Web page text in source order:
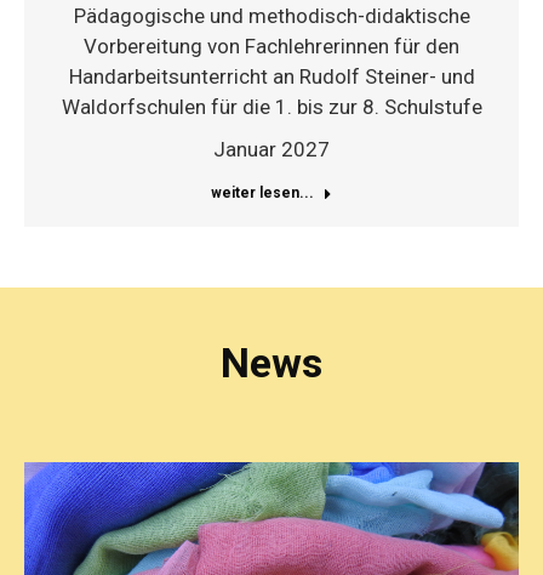
Pädagogische und methodisch-didaktische
Vorbereitung von Fachlehrerinnen für den
Handarbeitsunterricht an Rudolf Steiner- und
Waldorfschulen für die 1. bis zur 8. Schulstufe
Januar 2027
weiter lesen...
News